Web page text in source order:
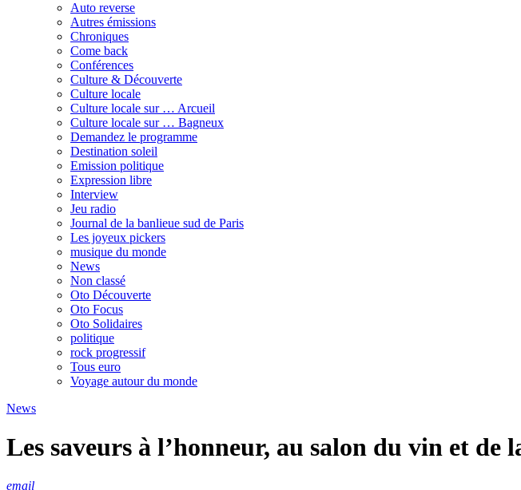
Auto reverse
Autres émissions
Chroniques
Come back
Conférences
Culture & Découverte
Culture locale
Culture locale sur … Arcueil
Culture locale sur … Bagneux
Demandez le programme
Destination soleil
Emission politique
Expression libre
Interview
Jeu radio
Journal de la banlieue sud de Paris
Les joyeux pickers
musique du monde
News
Non classé
Oto Découverte
Oto Focus
Oto Solidaires
politique
rock progressif
Tous euro
Voyage autour du monde
News
Les saveurs à l’honneur, au salon du vin et de
email